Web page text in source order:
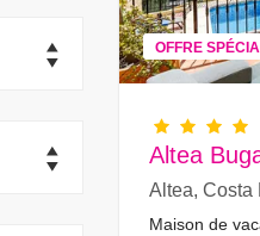
OFFRE
Altea
Altea, Costa
Maison de